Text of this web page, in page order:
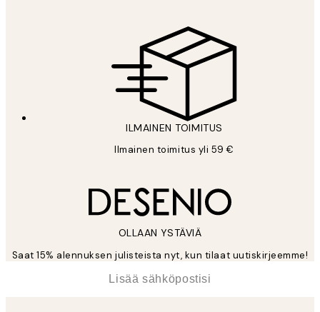
ILMAINEN TOIMITUS
Ilmainen toimitus yli 59 €
OLLAAN YSTÄVIÄ
Saat 15% alennuksen julisteista nyt, kun tilaat uutiskirjeemme!